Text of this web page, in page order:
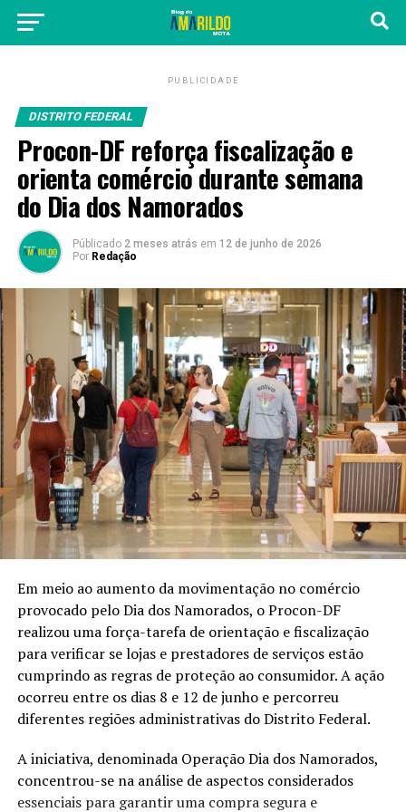
PUBLICIDADE
DISTRITO FEDERAL
Procon-DF reforça fiscalização e
orienta comércio durante semana
do Dia dos Namorados
Públicado 2 meses atrás em 12 de junho de 2026
Por Redação
Em meio ao aumento da movimentação no comércio
provocado pelo Dia dos Namorados, o Procon-DF
realizou uma força-tarefa de orientação e fiscalização
para verificar se lojas e prestadores de serviços estão
cumprindo as regras de proteção ao consumidor. A ação
ocorreu entre os dias 8 e 12 de junho e percorreu
diferentes regiões administrativas do Distrito Federal.
A iniciativa, denominada Operação Dia dos Namorados,
concentrou-se na análise de aspectos considerados
essenciais para garantir uma compra segura e